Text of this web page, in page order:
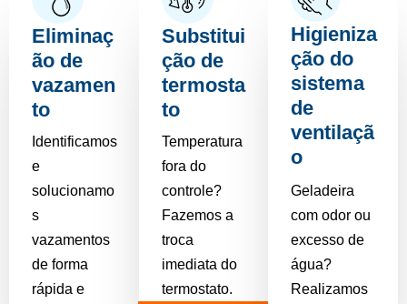
Eliminaç
ão de
vazamen
to
Identificamos
e
solucionamo
s
vazamentos
de forma
rápida e
Substitui
ção de
termosta
to
Temperatura
fora do
controle?
Fazemos a
troca
imediata do
termostato.
Higieniza
ção do
sistema
de
ventilaçã
o
Geladeira
com odor ou
excesso de
água?
Realizamos